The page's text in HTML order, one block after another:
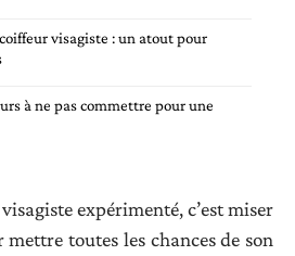
visagiste : un atout pour
à ne pas commettre pour une
expérimenté, c’est miser
mettre toutes les chances de son